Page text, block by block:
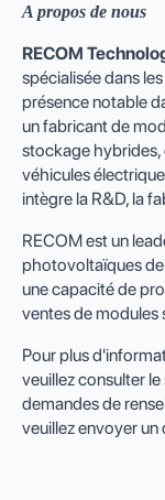
A propos de nous
RECOM
spécialisée dans
présence notable
un fabricant de
stockage hybrides,
véhicules
intègre la R&D, la
RECOM est un
photovoltaïques de
une capacité de
ventes de modules
Pour plus
veuillez consulter le
demandes de
veuillez envoyer un